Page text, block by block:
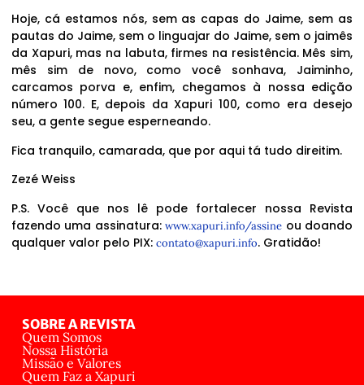
Hoje, cá estamos nós, sem as capas do Jaime, sem as
pautas do Jaime, sem o linguajar do Jaime, sem o jaimês
da Xapuri, mas na labuta, firmes na resistência. Mês sim,
mês sim de novo, como você sonhava, Jaiminho,
carcamos porva e, enfim, chegamos à nossa edição
número 100. E, depois da Xapuri 100, como era desejo
seu, a gente segue esperneando.
Fica tranquilo, camarada, que por aqui tá tudo direitim.
Zezé Weiss
P.S. Você que nos lê pode fortalecer nossa Revista
fazendo uma assinatura:www.xapuri.info/assine ou doando
qualquer valor pelo PIX: contato@xapuri.info. Gratidão!
SOBRE A REVISTA
Quem Somos
Nossa História
Missão e Valores
Quem Faz a Xapuri